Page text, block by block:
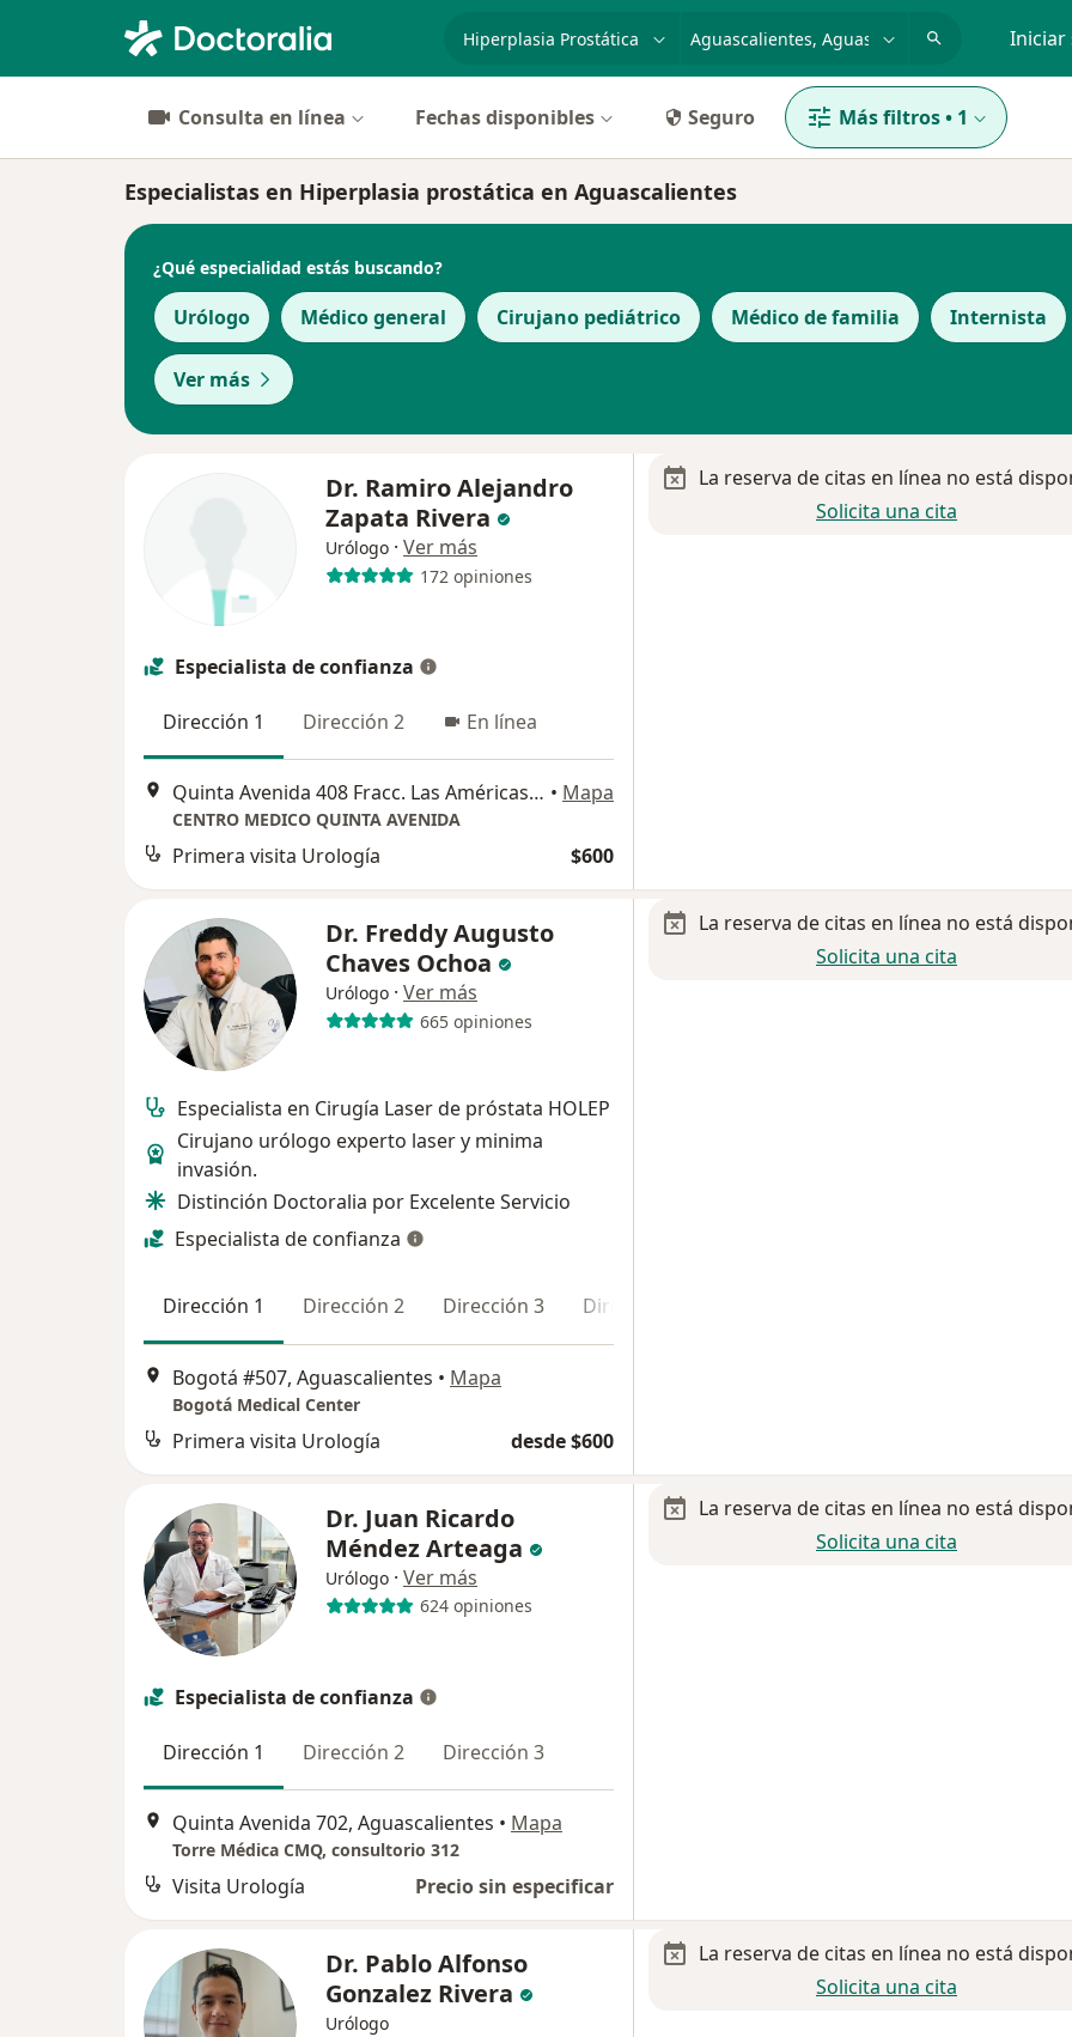
especialidad, enfermedad o nombre Iniciar
Consulta en línea Fechas disponibles Seguro Más filtros• 1
Especialistas en Hiperplasia prostática en Aguascalientes
¿Qué especialidad estás buscando?
Urólogo Médico general Cirujano pediátrico Médico de familia Internista
Ver más
Dr. Ramiro Alejandro
Zapata Rivera
Urólogo · Ver más
172 opiniones
Especialista de confianza
Dirección 1 Dirección 2 En línea
Quinta Avenida 408 Fracc. Las Américas, Aguascalientes • Mapa
CENTRO MEDICO QUINTA AVENIDA
Primera visita Urología $600
La reserva de citas en línea no está
Solicita una cita
Dr. Freddy Augusto
Chaves Ochoa
Urólogo · Ver más
665 opiniones
Especialista en Cirugía Laser de próstata HOLEP
Cirujano urólogo experto laser y minima
invasión.
Distinción Doctoralia por Excelente Servicio
Especialista de confianza
Dirección 1 Dirección 2 Dirección 3 Dirección 4
Bogotá #507, Aguascalientes • Mapa
Bogotá Medical Center
Primera visita Urología desde $600
La reserva de citas en línea no está
Solicita una cita
Dr. Juan Ricardo
Méndez Arteaga
Urólogo · Ver más
624 opiniones
Especialista de confianza
Dirección 1 Dirección 2 Dirección 3
Quinta Avenida 702, Aguascalientes • Mapa
Torre Médica CMQ, consultorio 312
Visita Urología Precio sin especificar
La reserva de citas en línea no está
Solicita una cita
Dr. Pablo Alfonso
Gonzalez Rivera
Urólogo
La reserva de citas en línea no está
Solicita una cita